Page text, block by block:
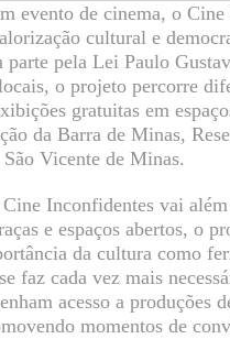
evento de cinema, o
cultural e
parte pela Lei Paulo
o projeto percorre
gratuitas em
da Barra de Minas,
Vicente de Minas.
Cine Inconfidentes vai
e espaços abertos, o
da cultura como
faz cada vez mais
acesso a produções
momentos de